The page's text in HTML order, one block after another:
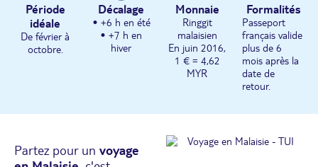
Période
idéale
De février à
octobre.
Décalage
• +6 h en été
• +7 h en
hiver
Monnaie
Ringgit
malaisien
En juin 2016,
1 € = 4,62
MYR
Formalités
Passeport
français valide
plus de 6
mois après la
date de
retour.
Partez pour un voyage